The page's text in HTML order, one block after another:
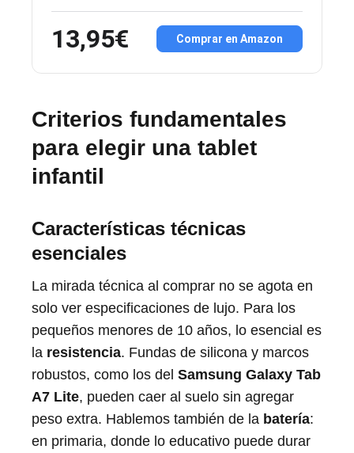
13,95€ Comprar en Amazon
Criterios fundamentales
para elegir una tablet
infantil
Características técnicas
esenciales
La mirada técnica al comprar no se agota en
solo ver especificaciones de lujo. Para los
pequeños menores de 10 años, lo esencial es
la resistencia. Fundas de silicona y marcos
robustos, como los del Samsung Galaxy Tab
A7 Lite, pueden caer al suelo sin agregar
peso extra. Hablemos también de la batería:
en primaria, donde lo educativo puede durar